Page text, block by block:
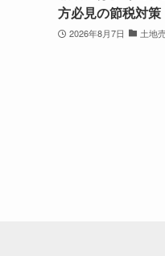
方必見の節税対策
2026年8月7日 土地